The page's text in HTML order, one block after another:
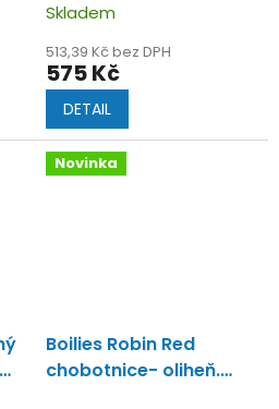
Skladem
513,39 Kč bez DPH
575 Kč
DETAIL
Novinka
Boilies Robin Red
chobotnice- oliheň.